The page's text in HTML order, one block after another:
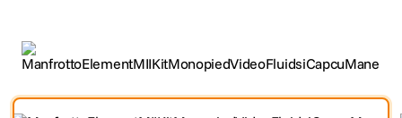
2. trepied